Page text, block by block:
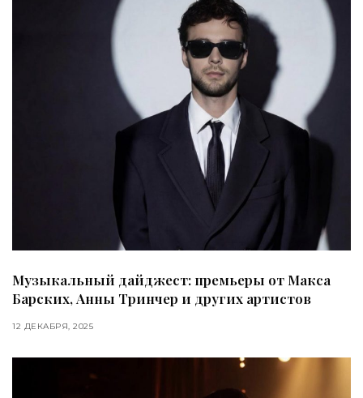
Музыкальный дайджест: премьеры от Макса
Барских, Анны Тринчер и других артистов
12 ДЕКАБРЯ, 2025